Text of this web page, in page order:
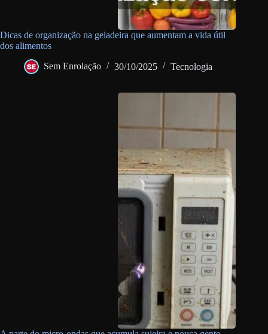
Dicas de organização na geladeira que aumentam a vida útil
dos alimentos
Sem Enrolação 30/10/2025 Tecnologia